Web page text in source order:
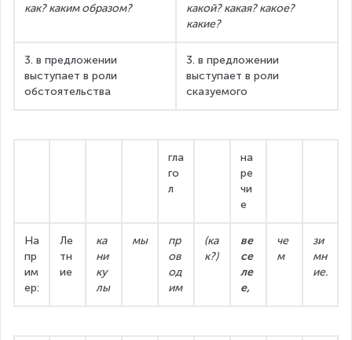
как? каким образом?
какой? какая? какое?
какие?
3. в предложении
выступает в роли
обстоятельства
3. в предложении
выступает в роли
сказуемого
гла
го
л
на
ре
чи
е
На
пр
им
ер:
Ле
тн
ие
ка
ни
ку
лы
мы
пр
ов
од
им
(ка
к?)
ве
се
ле
е,
че
м
зи
мн
ие.